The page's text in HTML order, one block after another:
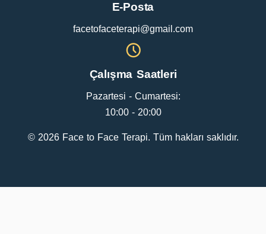
E-Posta
facetofaceterapi@gmail.com
Çalışma Saatleri
Pazartesi - Cumartesi:
10:00 - 20:00
© 2026 Face to Face Terapi. Tüm hakları saklıdır.